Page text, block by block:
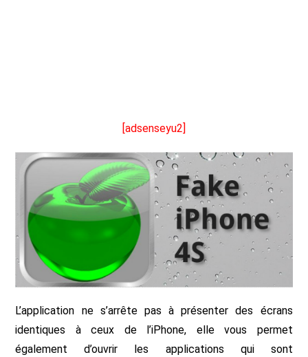
[adsenseyu2]
L’application ne s’arrête pas à présenter des écrans
identiques à ceux de l’iPhone, elle vous permet
également d’ouvrir les applications qui sont